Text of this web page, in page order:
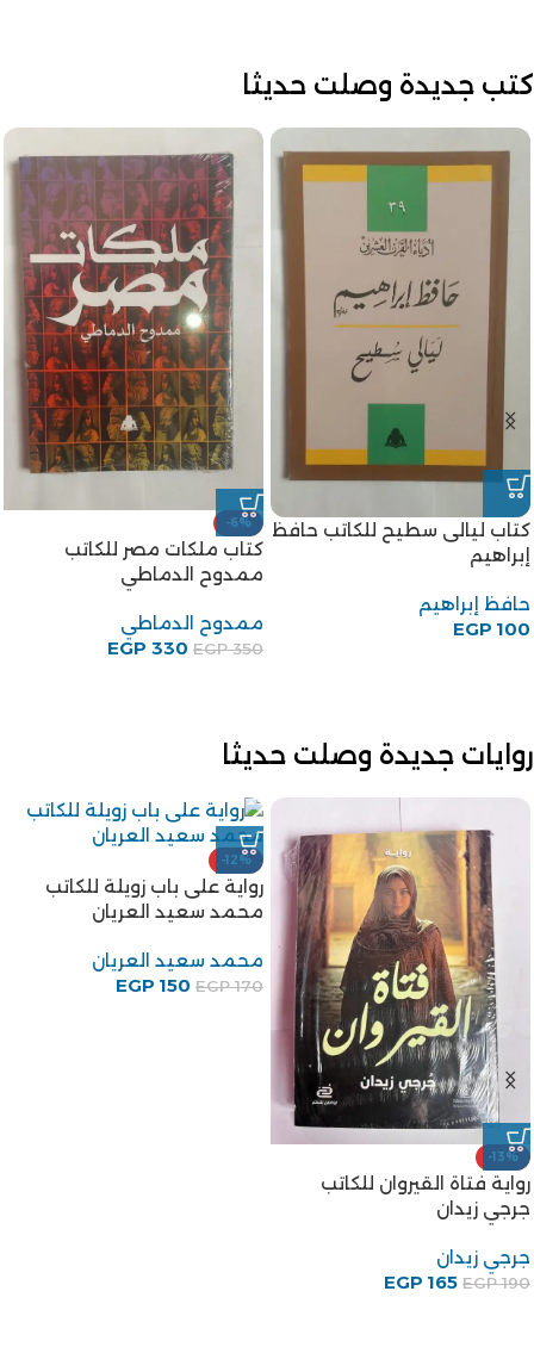
كتب جديدة وصلت حديثا
كتاب ليالى سطيح للكاتب حافظ
إبراهيم
حافظ إبراهيم
EGP 100
-6%
كتاب ملكات مصر للكاتب
ممدوح الدماطي
ممدوح الدماطي
EGP350
EGP 330
روايات جديدة وصلت حديثا
-13%
رواية فتاة القيروان للكاتب
جرجي زيدان
جرجي زيدان
EGP190
EGP 165
-12%
رواية على باب زويلة للكاتب
محمد سعيد العريان
محمد سعيد العريان
EGP170
EGP 150